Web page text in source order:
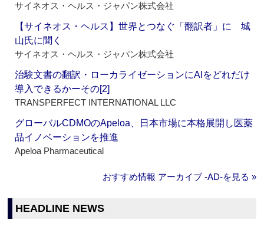
サイネオス・ヘルス・ジャパン株式会社
【サイネオス・ヘルス】世界とつなぐ「翻訳者」に 城
山氏に聞く
サイネオス・ヘルス・ジャパン株式会社
治験文書の翻訳・ローカライゼーションにAIをどれだけ
導入できるかーその[2]
TRANSPERFECT INTERNATIONAL LLC
グローバルCDMOのApeloa、日本市場に本格展開し医薬
品イノベーションを推進
Apeloa Pharmaceutical
おすすめ情報 アーカイブ ‐AD‐を見る »
HEADLINE NEWS